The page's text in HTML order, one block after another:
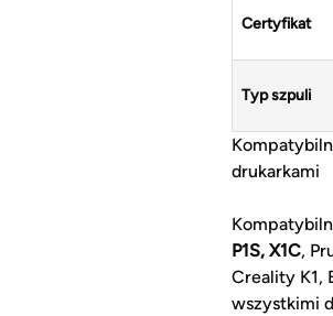
Certyfikat
Typ szpuli
drukarkami
P1S, X1C,
Creality K1,
wszystkimi